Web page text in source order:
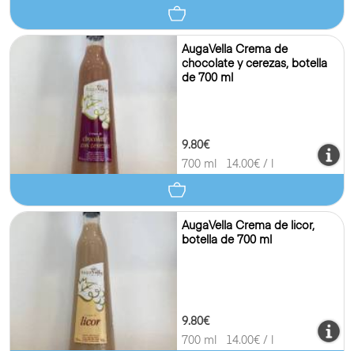
AugaVella Crema de
chocolate y cerezas, botella
de 700 ml
9.80€
700 ml
14.00€ / l
AugaVella Crema de licor,
botella de 700 ml
9.80€
700 ml
14.00€ / l